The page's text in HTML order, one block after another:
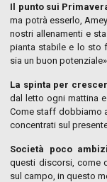
Il punto sui
ma potrà esserlo,
nostri allenamenti e
pianta stabile e lo sto
sia un buon potenziale».
La spinta per
dal letto ogni mattina
Come staff dobbiamo
concentrati sul
Società poco
questi discorsi, come
sul campo, in questo